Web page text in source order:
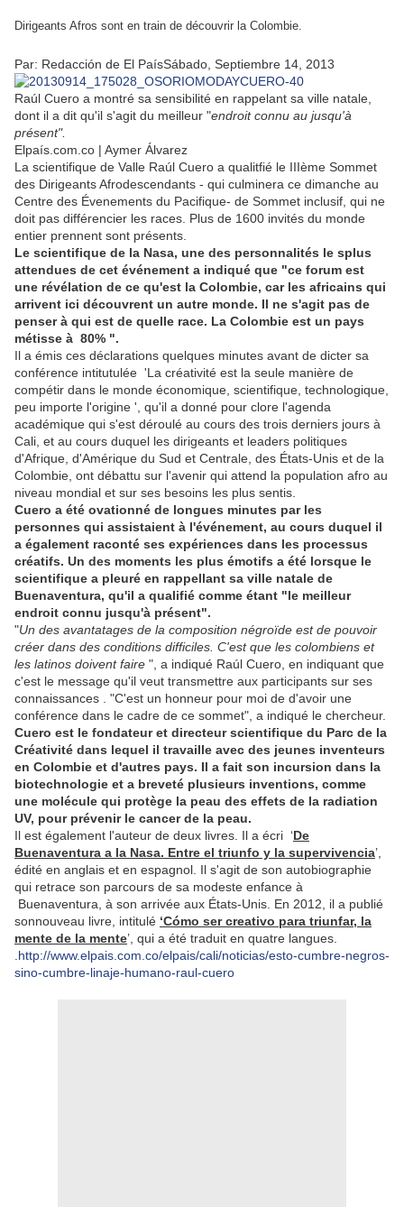
Dirigeants Afros sont en train de découvrir la Colombie.
Par: Redacción de El PaísSábado, Septiembre 14, 2013
Raúl Cuero a montré sa sensibilité en rappelant sa ville natale,
dont il a dit qu'il s'agit du meilleur "endroit connu au jusqu'à
présent".
Elpaís.com.co | Aymer Álvarez
La scientifique de Valle Raúl Cuero a qualitfié le IIIème Sommet
des Dirigeants Afrodescendants - qui culminera ce dimanche au
Centre des Évenements du Pacifique- de Sommet inclusif, qui ne
doit pas différencier les races. Plus de 1600 invités du monde
entier prennent sont présents.
Le scientifique de la Nasa, une des personnalités le splus
attendues de cet événement a indiqué que "ce forum est
une révélation de ce qu'est la Colombie, car les africains qui
arrivent ici découvrent un autre monde. Il ne s'agit pas de
penser à qui est de quelle race. La Colombie est un pays
métisse à 80% ".
Il a émis ces déclarations quelques minutes avant de dicter sa
conférence intitutulée 'La créativité est la seule manière de
compétir dans le monde économique, scientifique, technologique,
peu importe l'origine ', qu'il a donné pour clore l'agenda
académique qui s'est déroulé au cours des trois derniers jours à
Cali, et au cours duquel les dirigeants et leaders politiques
d'Afrique, d'Amérique du Sud et Centrale, des États-Unis et de la
Colombie, ont débattu sur l'avenir qui attend la population afro au
niveau mondial et sur ses besoins les plus sentis.
Cuero a été ovationné de longues minutes par les
personnes qui assistaient à l'événement, au cours duquel il
a également raconté ses expériences dans les processus
créatifs. Un des moments les plus émotifs a été lorsque le
scientifique a pleuré en rappellant sa ville natale de
Buenaventura, qu'il a qualifié comme étant "le meilleur
endroit connu jusqu'à présent".
"Un des avantatages de la composition négroïde est de pouvoir
créer dans des conditions difficiles. C'est que les colombiens et
les latinos doivent faire ", a indiqué Raúl Cuero, en indiquant que
c'est le message qu'il veut transmettre aux participants sur ses
connaissances . "C'est un honneur pour moi de d'avoir une
conférence dans le cadre de ce sommet", a indiqué le chercheur.
Cuero est le fondateur et directeur scientifique du Parc de la
Créativité dans lequel il travaille avec des jeunes inventeurs
en Colombie et d'autres pays. Il a fait son incursion dans la
biotechnologie et a breveté plusieurs inventions, comme
une molécule qui protège la peau des effets de la radiation
UV, pour prévenir le cancer de la peau.
Il est également l'auteur de deux livres. Il a écri ‘De
Buenaventura a la Nasa. Entre el triunfo y la supervivencia’,
édité en anglais et en espagnol. Il s'agit de son autobiographie
qui retrace son parcours de sa modeste enfance à
Buenaventura, à son arrivée aux États-Unis. En 2012, il a publié
sonnouveau livre, intitulé ‘Cómo ser creativo para triunfar, la
mente de la mente’, qui a été traduit en quatre langues.
http://www.elpais.com.co/elpais/cali/noticias/esto-cumbre-negros-
sino-cumbre-linaje-humano-raul-cuero